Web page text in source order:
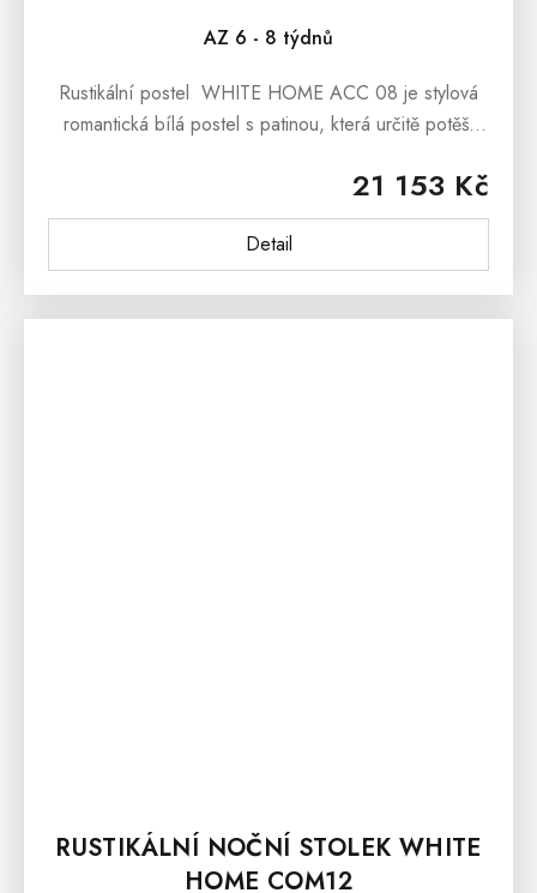
AZ 6 - 8 týdnů
21 153 Kč
Detail
Rustikální postel WHITE HOME ACC 08 je stylová
romantická bílá postel s patinou, která určitě potěší
romantickém duchu...
RUSTIKÁLNÍ NOČNÍ STOLEK WHITE
HOME COM12